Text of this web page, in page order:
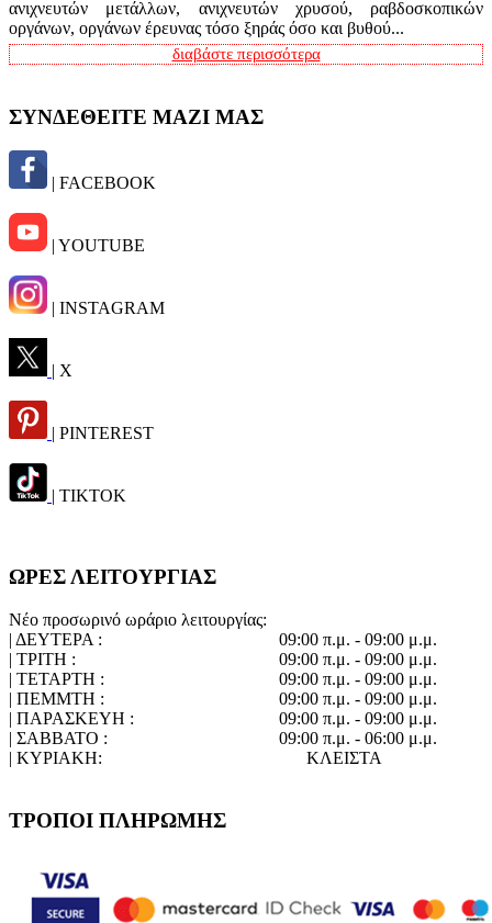
ανιχνευτών μετάλλων, ανιχνευτών χρυσού, ραβδοσκοπικών
οργάνων, οργάνων έρευνας τόσο ξηράς όσο και βυθού...
διαβάστε περισσότερα
ΣΥΝΔΕΘΕΙΤΕ ΜΑΖΙ ΜΑΣ
| FACEBOOK
| YOUTUBE
| INSTAGRAM
| X
| PINTEREST
| TIKTOK
ΩΡΕΣ ΛΕΙΤΟΥΡΓΙΑΣ
Νέο προσωρινό ωράριο λειτουργίας:
| ΔΕΥΤΕΡΑ :
09:00 π.μ. - 09:00 μ.μ.
| ΤΡΙΤΗ :
09:00 π.μ. - 09:00 μ.μ.
| ΤΕΤΑΡΤΗ :
09:00 π.μ. - 09:00 μ.μ.
| ΠΕΜΜΤΗ :
09:00 π.μ. - 09:00 μ.μ.
| ΠΑΡΑΣΚΕΥΗ :
09:00 π.μ. - 09:00 μ.μ.
| ΣΑΒΒΑΤΟ :
09:00 π.μ. - 06:00 μ.μ.
| ΚΥΡΙΑΚΗ:
ΚΛΕΙΣΤΑ
ΤΡΟΠΟΙ ΠΛΗΡΩΜΗΣ